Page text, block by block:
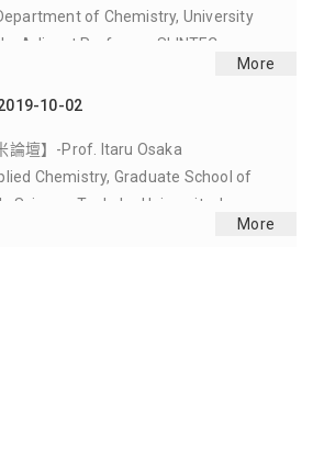
米論壇 2019-03-06
(二)【能源奈米論壇】-Prof. Al-Jamal,
Design of Nanocarriers for Brain
，歡迎參加
米論壇 2019-03-12
(二)【能源奈米論壇】-Dr. Justin Shaw,